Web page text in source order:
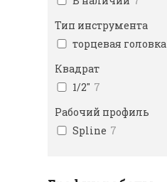
Тип инструмента
торцевая головка
Квадрат
1/2" 7
Рабочий профиль
Spline 7